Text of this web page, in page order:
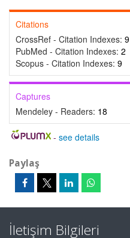
Citations
CrossRef - Citation Indexes: 9
PubMed - Citation Indexes: 2
Scopus - Citation Indexes: 9
Captures
Mendeley - Readers: 18
- see details
Paylaş
İletişim Bilgileri